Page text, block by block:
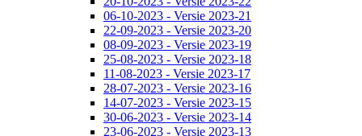
06-10-2023 - Versie 2023-21
22-09-2023 - Versie 2023-20
08-09-2023 - Versie 2023-19
25-08-2023 - Versie 2023-18
11-08-2023 - Versie 2023-17
28-07-2023 - Versie 2023-16
14-07-2023 - Versie 2023-15
30-06-2023 - Versie 2023-14
23-06-2023 - Versie 2023-13